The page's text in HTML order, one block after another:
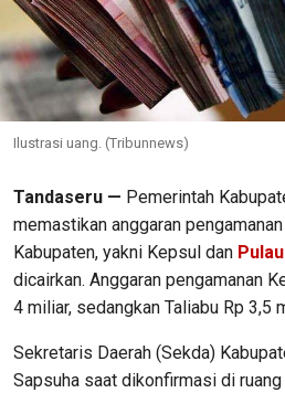
Ilustrasi uang. (Tribunnews)
Tandaseru — Pemerintah
memastikan anggaran pengamanan
Kabupaten, yakni Kepsul dan
dicairkan. Anggaran pengamanan
4 miliar, sedangkan Taliabu Rp 3,5
Sekretaris Daerah (Sekda)
Sapsuha saat dikonfirmasi di